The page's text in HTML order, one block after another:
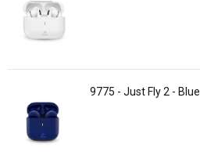
9775 - Just Fly 2 - Blue